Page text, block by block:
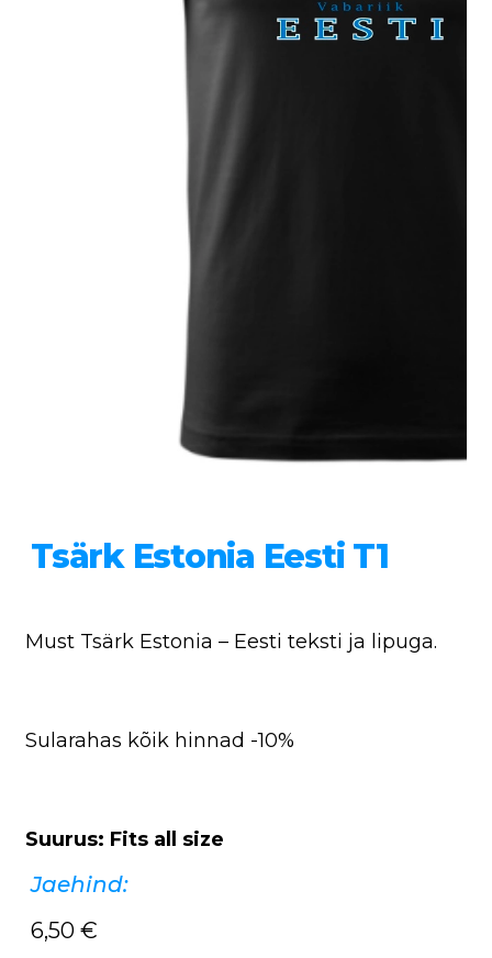
Tsärk Estonia Eesti T1
Must Tsärk Estonia – Eesti teksti ja lipuga.
Sularahas kõik hinnad -10%
Suurus: Fits all size
Jaehind:
6,50 €